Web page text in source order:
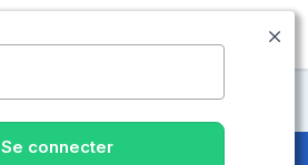
MENU
Saône-et-Loire
Se connecter